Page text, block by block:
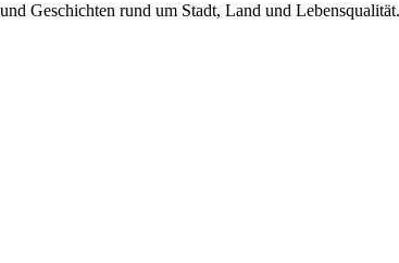
Geschichten rund um Stadt, Land und Lebensqualität.